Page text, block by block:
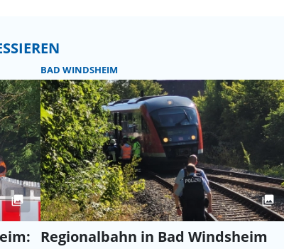
BAD WINDSHEIM
Regionalbahn in Bad Windsheim